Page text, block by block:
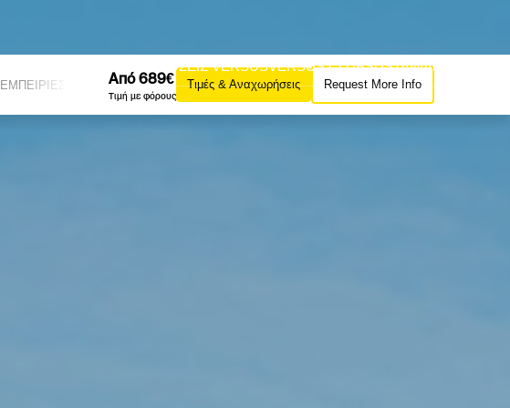
ΕΚΔΟΣΕΙΣ VERSUSVERSUS CLUBSUSTAINABILITY
ΕΜΠΕΙΡΙΕΣ VERSUSΑπό 689€
Τιμή με φόρους
Τιμές & Αναχωρήσεις Request More Info